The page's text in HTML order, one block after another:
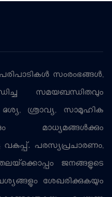
സംരംഭങ്ങള്‍,
സമയബന്ധിതവും
ശ്രാവ്യ, സാമൂഹിക
മാധ്യമങ്ങള്‍ക്കും
വകുപ്പ്. പരസ്യപ്രചാരണം,
ജനങ്ങളുടെ
ശേഖരിക്കുകയും